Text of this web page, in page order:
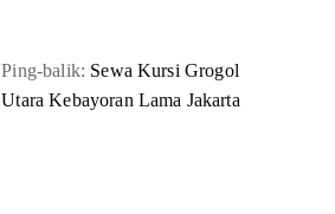
Ping-balik: Sewa Kursi Grogol
Utara Kebayoran Lama Jakarta